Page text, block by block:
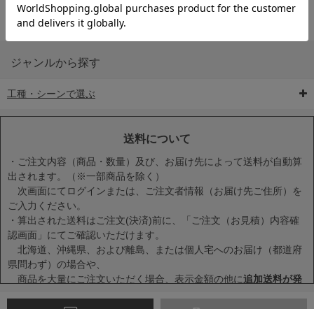
6-矢印板/LED矢印板
9-点字マット・タイ
ヤストッパー
10-樹脂製敷板・養生
用ゴムマット
スロープ
ジャンルから探す
工種・シーンで選ぶ
送料について
・ご注文内容（商品・数量）及び、お届け先によって送料が自動算
出されます。（※一部商品を除く）
次画面にてログインまたは、ご注文者情報（お届け先ご住所）を
ご入力ください。
・算出された送料はご注文(決済)前に、「ご注文（お見積）内容確
認画面」にてご確認いただけます。
北海道、沖縄県、および離島、または個人宅へのお届け（都道府
県問わず）の場合や、
商品を大量にご注文いただく場合、表示金額の他に追加送料が発